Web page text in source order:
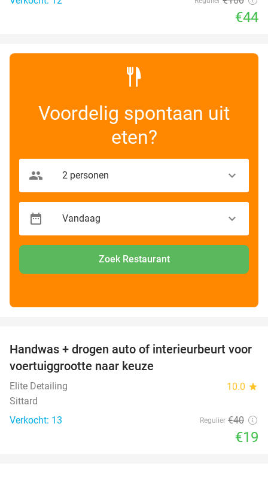
€44
Voordelig spontaan uit
eten?
Zoek Restaurant
53%
Handwas + drogen auto of interieurbeurt voor
voertuiggrootte naar keuze
Elite Detailing 10.0 star
Sittard
Verkocht: 13
Regulier €40
€19